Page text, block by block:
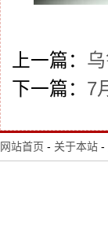
上一篇：
下一篇： 7
网站首页 - 关于本站 -